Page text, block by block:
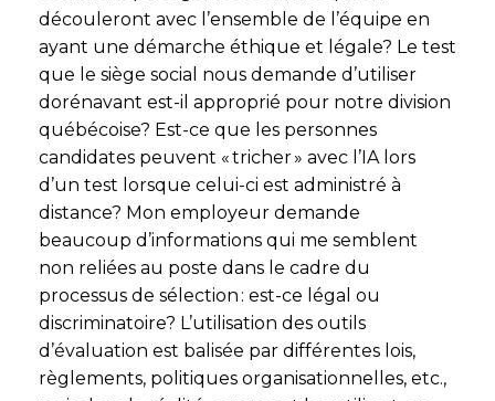
découleront avec l’ensemble de l’équipe en
ayant une démarche éthique et légale? Le test
que le siège social nous demande d’utiliser
dorénavant est-il approprié pour notre division
québécoise? Est-ce que les personnes
candidates peuvent « tricher » avec l’IA lors
d’un test lorsque celui-ci est administré à
distance? Mon employeur demande
beaucoup d’informations qui me semblent
non reliées au poste dans le cadre du
processus de sélection : est-ce légal ou
discriminatoire? L’utilisation des outils
d’évaluation est balisée par différentes lois,
règlements, politiques organisationnelles, etc.,